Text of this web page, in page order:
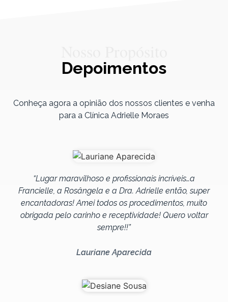
Depoimentos
Conheça agora a opinião dos nossos clientes e venha
para a Clínica Adrielle Moraes
“Lugar maravilhoso e profissionais incríveis…a
Francielle, a Rosângela e a Dra. Adrielle então, super
encantadoras! Amei todos os procedimentos, muito
obrigada pelo carinho e receptividade! Quero voltar
sempre!!”
Lauriane Aparecida